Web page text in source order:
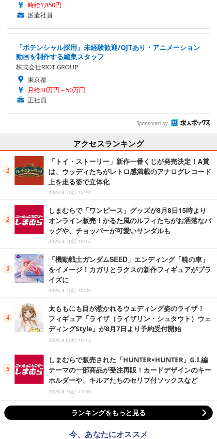
時給1,850円
派遣社員
「ポテンシャル採用」未経験歓迎/OJTあり・アニメーション
動画を制作する編集スタッフ
株式会社RIOT GROUP
東京都
月給30万円～50万円
正社員
Sponsored by
アクセスランキング
「トイ・ストーリー」新作一番くじが発売決定！A賞
は、ウッディたちがレトロ感満載のアナログレコード
上を走る姿で立体化
2026.8.7(金) 12:40
しまむらで「ワンピース」グッズが8月8日15時より
オンライン販売！かるた風のルフィたちがお洒落なバ
ッグや、チョッパーが可愛いサンダルも
2026.8.7(金) 18:15
「機動戦士ガンダムSEED」エンディング「暁の車」
をイメージ！カガリとラクスの新作フィギュアがプラ
イズに
2026.8.7(金) 16:20
太ももにも目が惹かれるウェディング姿のライザ！
フィギュア「ライザ（ライザリン・シュタウト）ウェ
ディングStyle」が8月7日より予約受付開始
2026.8.6(木) 19:15
しまむらで販売された「HUNTER×HUNTER」G.I.編
テーマの一部商品が受注再販！カードデザインのキー
ホルダーや、キルアたちのセリフ付ソックスなど
2026.8.7(金) 11:00
ランキングをもっと見る
今、あなたにオススメ